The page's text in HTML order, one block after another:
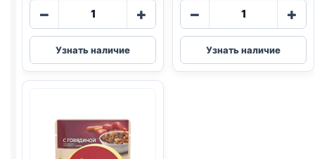
−
Количество
Darsi
(ЩЕНКИ,
ТЕЛЯТИНА
85г
+
Узнать наличие
−
Количество
Darsi
(ВСЕ
ПОРОДЫ,
+
Узнать наличие